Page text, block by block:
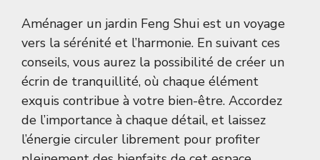
Aménager un jardin Feng Shui est un voyage
vers la sérénité et l’harmonie. En suivant ces
conseils, vous aurez la possibilité de créer un
écrin de tranquillité, où chaque élément
exquis contribue à votre bien-être. Accordez
de l’importance à chaque détail, et laissez
l’énergie circuler librement pour profiter